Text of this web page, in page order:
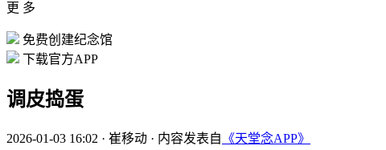
更 多
免费创建纪念馆
下载官方APP
调皮捣蛋
2026-01-03 16:02 · 崔移动 · 内容发表自 《天堂念APP》